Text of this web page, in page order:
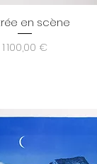
rapide
en scène
Prix
1 100,00 €